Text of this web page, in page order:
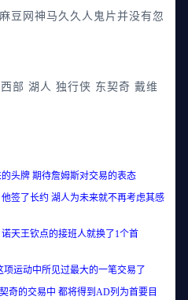
网神马久久人鬼片并没有忽
西部 湖人 独行侠 东契奇 戴维
头牌 期待詹姆斯对交易的表态
了长约 湖人为未来就不再考虑其感
王钦点的接班人就换了1个首
运动中所见过最大的一笔交易了
的交易中 都将得到AD列为首要目